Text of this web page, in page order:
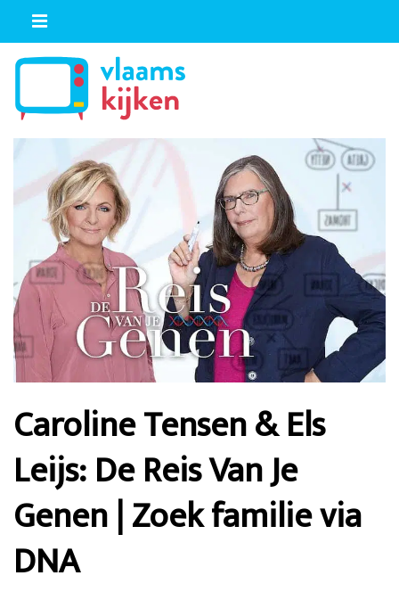
Caroline Tensen & Els
Leijs: De Reis Van Je
Genen | Zoek familie via
DNA